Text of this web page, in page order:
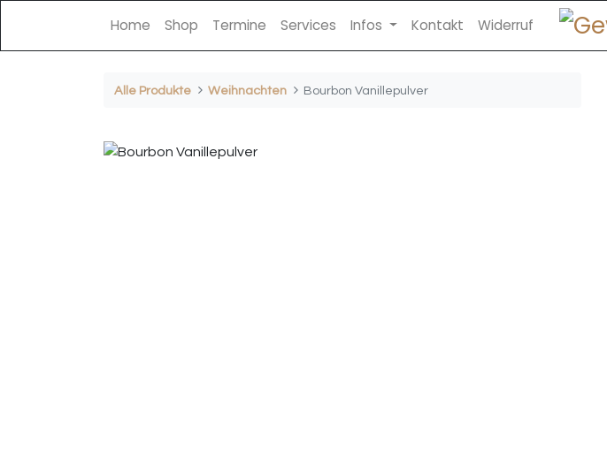
Home Shop Termine Services Infos Kontakt Widerruf
Alle Produkte Weihnachten Bourbon Vanillepulver